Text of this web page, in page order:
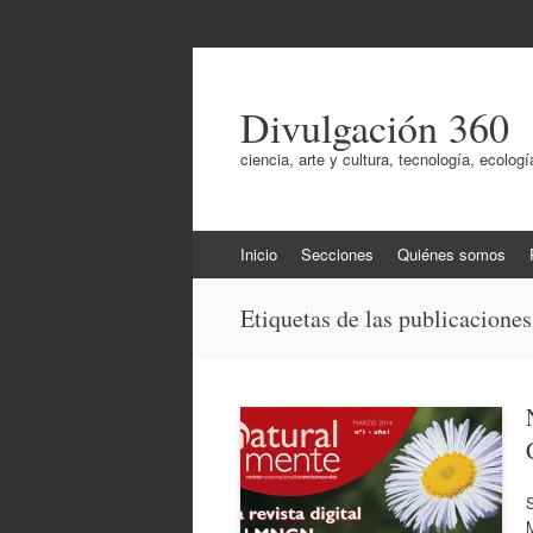
Divulgación 360
ciencia, arte y cultura, tecnología,
al
Inicio Secciones Quiénes somos
Etiquetas de las